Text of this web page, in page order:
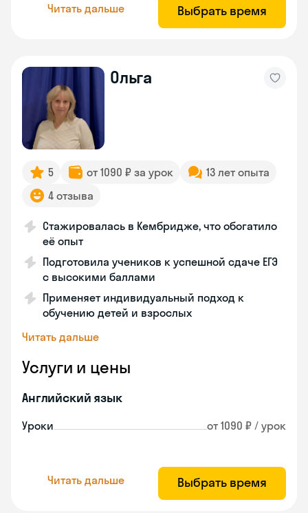
Читать дальше Выбрать время
Ольга
5 от 1090 ₽ за урок
13 лет опыта
4 отзыва
Стажировалась в Кембридже, что обогатило
её опыт
Подготовила учеников к успешной сдаче ЕГЭ
с высокими баллами
Применяет индивидуальный подход к
обучению детей и взрослых
Читать дальше
Услуги и цены
Английский язык
Уроки от 1090 ₽ / урок
Читать дальше Выбрать время